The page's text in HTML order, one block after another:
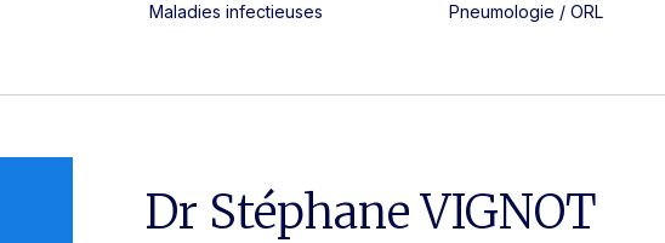
Maladies infectieuses Pneumologie / ORL
Dr Stéphane VIGNOT